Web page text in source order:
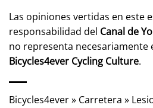
Las opiniones vertidas en este
responsabilidad del Canal de
no representa necesariamente
Bicycles4ever Cycling Culture.
Bicycles4ever» Carretera »